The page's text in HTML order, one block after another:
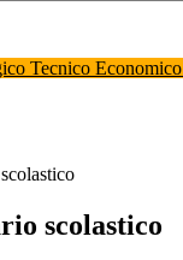
Tecnico Economico
scolastico